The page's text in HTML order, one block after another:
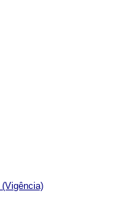
(Vigência)